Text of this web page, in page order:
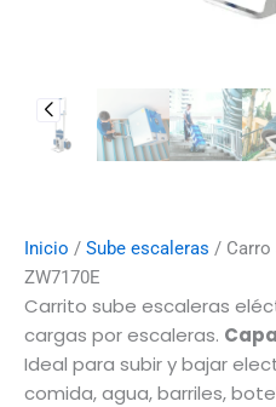
Inicio / Sube escaleras / Carro
ZW7170E
Carrito sube escaleras
cargas por escaleras.
Ideal para subir y bajar
comida, agua, barriles,